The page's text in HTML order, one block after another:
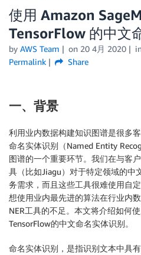
版本
使用 Amazon
TensorFlow 的中文
by AWS Team on 20 4月 2020
Permalink
Share
一、背景
利用业内数据构建知识图谱是很多
命名实体识别（Named Entity
图谱的一个重要环节。我们在与客
具（比如Jiagu）对于特定领域的中
务需求，而且这些工具很难使用自
想使用业内最先进的算法在行业内
NER工具的不足。本文将介绍如何
TensorFlow的中文命名实体识别。
命名实体识别，是指识别文本中具